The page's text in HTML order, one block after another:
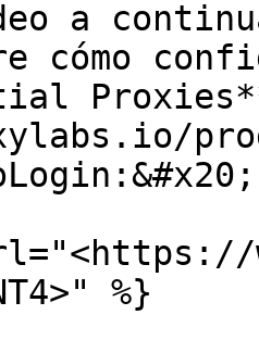
a
cómo
%}